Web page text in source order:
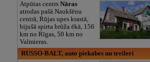
Atpūtas centrsNāras
atrodas pašā Naukšēnu
centrā, Rūjas upes krastā,
bijušā spirta brūža ēkā, 156
km no Rīgas, 50 km no
Valmieras.
RUSSO-BALT, auto piekabes un treileri